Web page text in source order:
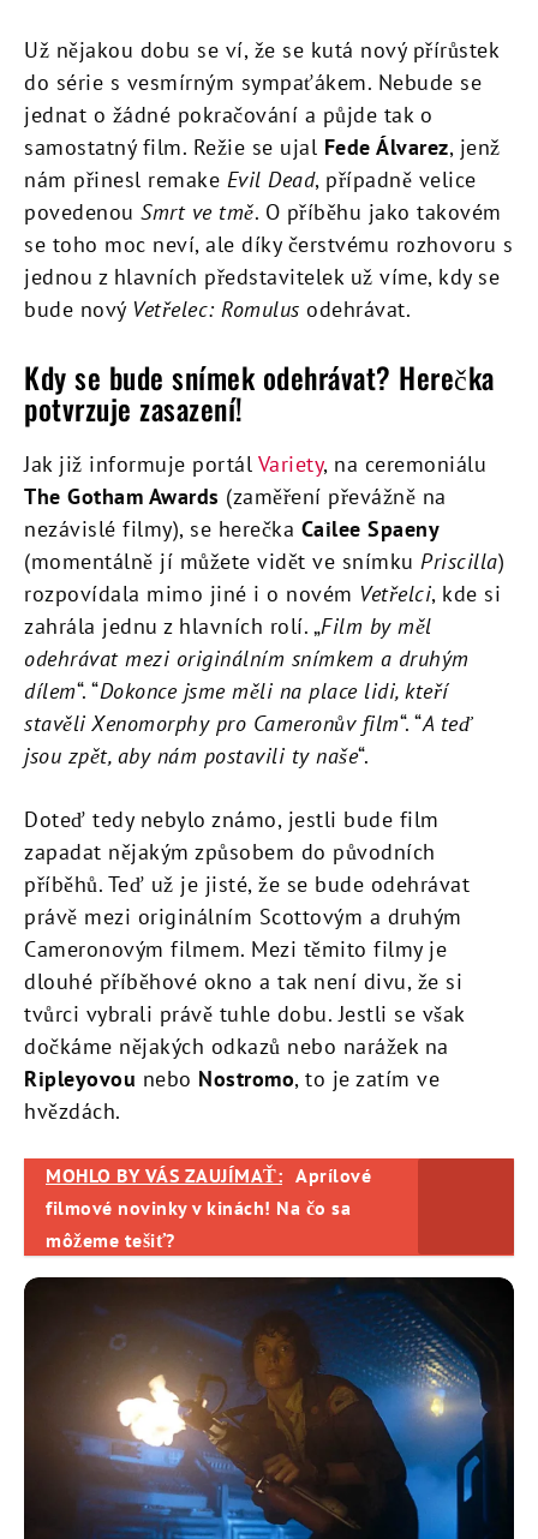
Už nějakou dobu se ví, že se kutá nový přírůstek
do série s vesmírným sympaťákem. Nebude se
jednat o žádné pokračování a půjde tak o
samostatný film. Režie se ujal Fede Álvarez, jenž
nám přinesl remake Evil Dead, případně velice
povedenou Smrt ve tmě. O příběhu jako takovém
se toho moc neví, ale díky čerstvému rozhovoru s
jednou z hlavních představitelek už víme, kdy se
bude nový Vetřelec: Romulus odehrávat.
Kdy se bude snímek odehrávat? Herečka
potvrzuje zasazení!
Jak již informuje portál Variety, na ceremoniálu
The Gotham Awards (zaměření převážně na
nezávislé filmy), se herečka Cailee Spaeny
(momentálně jí můžete vidět ve snímku Priscilla)
rozpovídala mimo jiné i o novém Vetřelci, kde si
zahrála jednu z hlavních rolí. „Film by měl
odehrávat mezi originálním snímkem a druhým
dílem“. “Dokonce jsme měli na place lidi, kteří
stavěli Xenomorphy pro Cameronův film“. “A teď
jsou zpět, aby nám postavili ty naše“.
Doteď tedy nebylo známo, jestli bude film
zapadat nějakým způsobem do původních
příběhů. Teď už je jisté, že se bude odehrávat
právě mezi originálním Scottovým a druhým
Cameronovým filmem. Mezi těmito filmy je
dlouhé příběhové okno a tak není divu, že si
tvůrci vybrali právě tuhle dobu. Jestli se však
dočkáme nějakých odkazů nebo narážek na
Ripleyovou nebo Nostromo, to je zatím ve
hvězdách.
MOHLO BY VÁS ZAUJÍMAŤ: Aprílové
filmové novinky v kinách! Na čo sa
môžeme tešiť?